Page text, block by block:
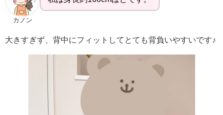
カノン
大きすぎず、背中にフィットしてとても背負いやすいです♪